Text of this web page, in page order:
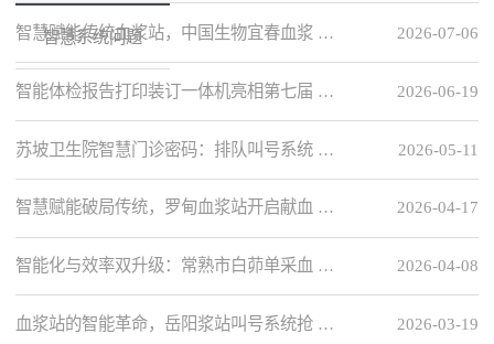
智慧系统问题 2026-07-06
智慧赋能传统血浆站，中国生物宜春血浆 …
2026-06-19
智能体检报告打印装订一体机亮相第七届 …
2026-05-11
苏坡卫生院智慧门诊密码：排队叫号系统 …
2026-04-17
智慧赋能破局传统，罗甸血浆站开启献血 …
2026-04-08
智能化与效率双升级：常熟市白茆单采血 …
2026-03-19
血浆站的智能革命，岳阳浆站叫号系统抢 …